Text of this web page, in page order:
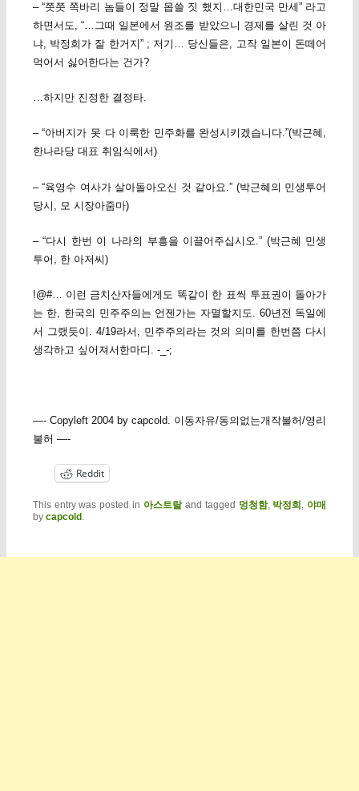
– “쯧쯧 쪽바리 놈들이 정말 몹쓸 짓 했지…대한민국 만세” 라고
하면서도, “…그때 일본에서 원조를 받았으니 경제를 살린 것 아
냐, 박정희가 잘 한거지” ; 저기… 당신들은, 고작 일본이 돈떼어
먹어서 싫어한다는 건가?
…하지만 진정한 결정타.
– “아버지가 못 다 이룩한 민주화를 완성시키겠습니다.”(박근혜,
한나라당 대표 취임식에서)
– “육영수 여사가 살아돌아오신 것 같아요.” (박근혜의 민생투어
당시, 모 시장아줌마)
– “다시 한번 이 나라의 부흥을 이끌어주십시오.” (박근혜 민생
투어, 한 아저씨)
!@#… 이런 금치산자들에게도 똑같이 한 표씩 투표권이 돌아가
는 한, 한국의 민주주의는 언젠가는 자멸할지도. 60년전 독일에
서 그랬듯이. 4/19라서, 민주주의라는 것의 의미를 한번쯤 다시
생각하고 싶어져서한마디. -_-;
—- Copyleft 2004 by capcold. 이동자유/동의없는개작불허/영리
불허 —-
Reddit
This entry was posted in 아스트랄and tagged 멍청함, 박정희 , 야매
by capcold .